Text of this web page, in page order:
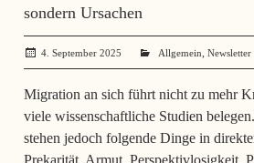
sondern Ursachen
4. September 2025 administrator
Allgemein Newsletter
Migration an sich führt nicht zu mehr
viele wissenschaftliche Studien
stehen jedoch folgende Dinge in